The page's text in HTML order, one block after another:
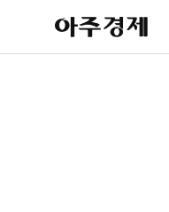
아
주
제